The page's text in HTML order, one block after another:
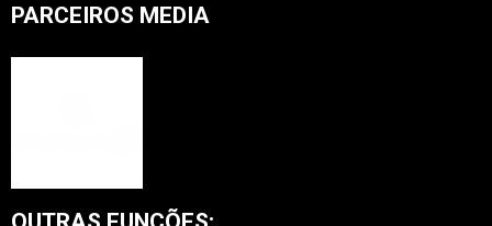
PARCEIROS MEDIA